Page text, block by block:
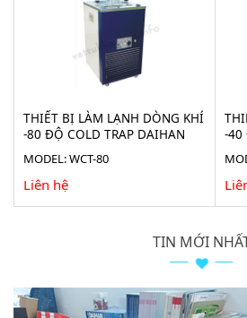
THIẾT BỊ LÀM LẠNH DÒNG KHÍ
-80 ĐỘ COLD TRAP DAIHAN
MODEL: WCT-80
Liên hệ
-40
TIN MỚI